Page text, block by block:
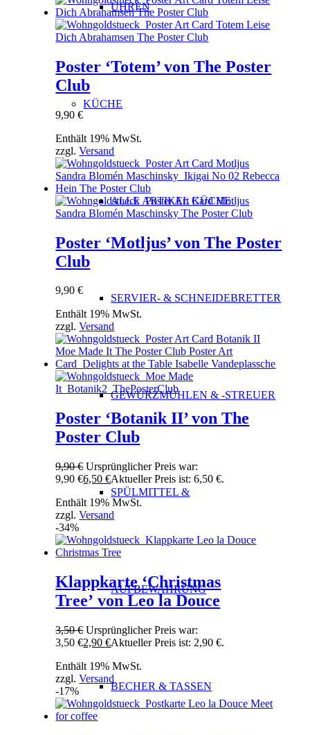
UHREN
KÜCHE
ALLE ARTIKEL KÜCHE
SERVIER- & SCHNEIDEBRETTER
GEWÜRZMÜHLEN & -STREUER
SPÜLMITTEL &
AUFBEWAHRUNG
BECHER & TASSEN
Poster ‘Totem’ von The Poster
Club
9,90€
Enthält 19% MwSt.
zzgl.Versand
Poster ‘Motljus’ von The Poster
Club
9,90€
Enthält 19% MwSt.
zzgl.Versand
Poster ‘Botanik II’ von The
Poster Club
9,90€ Ursprünglicher Preis war:
9,90 €6,50€Aktueller Preis ist: 6,50 €.
Enthält 19% MwSt.
zzgl.Versand
-34%
Klappkarte ‘Christmas
Tree’ von Leo la Douce
3,50€ Ursprünglicher Preis war:
3,50 €2,90€Aktueller Preis ist: 2,90 €.
Enthält 19% MwSt.
zzgl.Versand
-17%